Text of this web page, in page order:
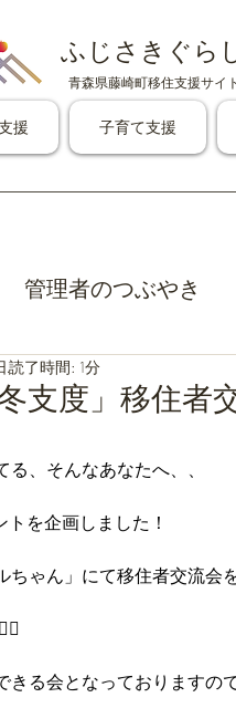
ふじさきぐら
青森県藤崎町移住支援サイト
援 子育て支援
管理者のつぶやき
支度」移住者
読了時間: 1分
、そんなあなたへ、、
を企画しました！
ゃん」にて移住者交流会
る会となっておりますの